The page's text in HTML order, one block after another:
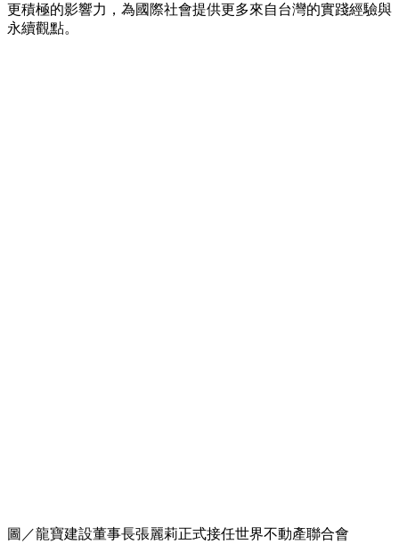
更積極的影響力，為國際社會提供更多來自台灣的實踐經驗與
永續觀點。
圖／龍寶建設董事長張麗莉正式接任世界不動產聯合會